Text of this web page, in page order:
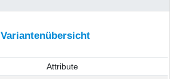
Variantenübersicht
Attribute